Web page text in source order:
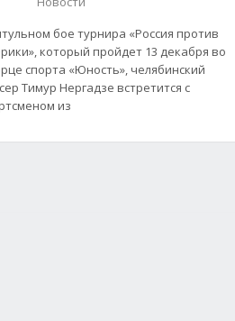
бое турнира «Россия против
который пройдет 13 декабря во
спорта «Юность», челябинский
Тимур Нергадзе встретится с
из